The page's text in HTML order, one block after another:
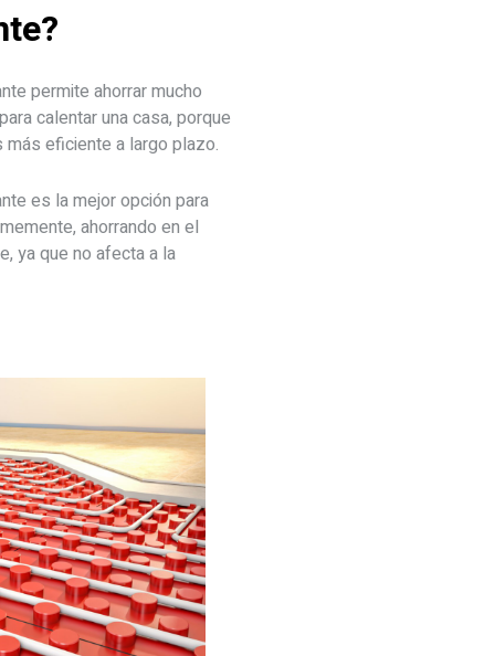
permite ahorrar mucho
calentar una casa, porque
eficiente a largo plazo.
es la mejor opción para
ahorrando en el
ya que no afecta a la